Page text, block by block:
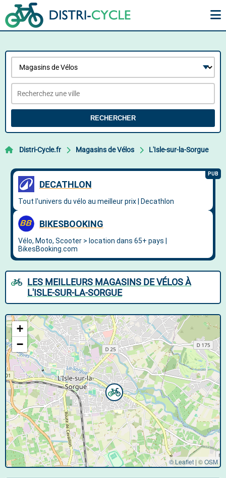
RECHERCHER
Distri-Cycle.fr Magasins de Vélos L'Isle-sur-la-Sorgue
LES MEILLEURS MAGASINS DE VÉLOS À
L'ISLE-SUR-LA-SORGUE
+
−
© Leaflet | ©OSM